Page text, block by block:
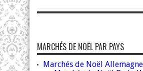
MARCHÉS DE NOËL PAR PAYS
Marchés de Noël Allemagne